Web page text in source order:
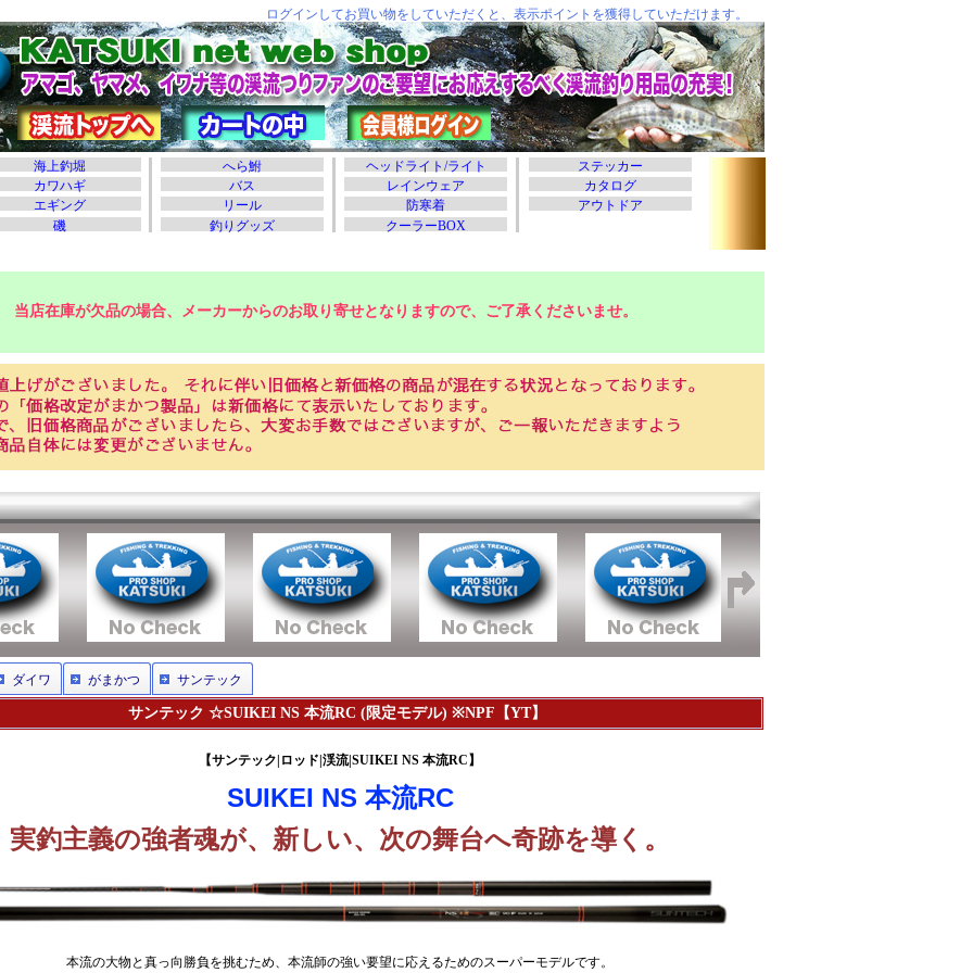
当店在庫が欠品の場合、メーカーからのお取り寄せとなりますので、ご了承くださいませ。
ダイワ がまかつ サンテック
サンテック ☆SUIKEI NS 本流RC (限定モデル) ※NPF【YT】
【サンテック|ロッド|渓流|SUIKEI NS 本流RC】
SUIKEI NS 本流RC
実釣主義の強者魂が、新しい、次の舞台へ奇跡を導く。
本流の大物と真っ向勝負を挑むため、本流師の強い要望に応えるためのスーパーモデルです。